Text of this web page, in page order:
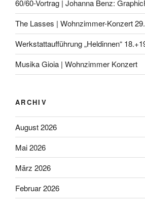
60/60-Vortrag | Johanna Benz:
The Lasses | Wohnzimmer-Konzert
Werkstattaufführung „Heldinnen“
Musika Gioia | Wohnzimmer Konzert
ARCHIV
August 2026
Mai 2026
März 2026
Februar 2026